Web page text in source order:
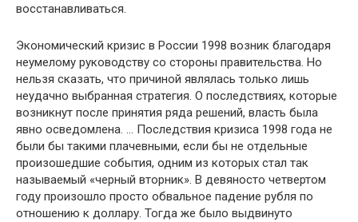
восстанавливаться.
Экономический кризис в России 1998 возник благодаря
неумелому руководству со стороны правительства. Но
нельзя сказать, что причиной являлась только лишь
неудачно выбранная стратегия. О последствиях, которые
возникнут после принятия ряда решений, власть была
явно осведомлена. … Последствия кризиса 1998 года не
были бы такими плачевными, если бы не отдельные
произошедшие события, одним из которых стал так
называемый «черный вторник». В девяносто четвертом
году произошло просто обвальное падение рубля по
отношению к доллару. Тогда же было выдвинуто